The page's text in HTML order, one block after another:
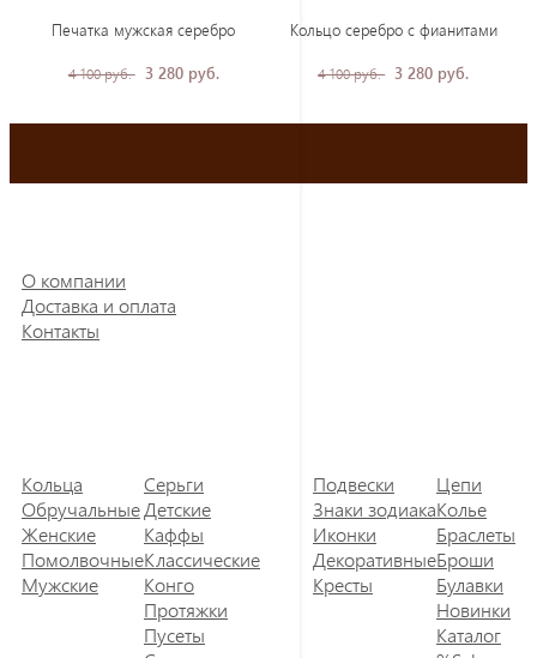
Печатка мужская серебро
4 100 руб. 3 280 руб.
Кольцо серебро с фианитами
4 100 руб. 3 280 руб.
О компании
Доставка и оплата
Контакты
Кольца
Обручальные
Женские
Помолвочные
Мужские
Серьги
Детские
Каффы
Классические
Конго
Протяжки
Пусеты
Подвески
Знаки зодиака
Иконки
Декоративные
Кресты
Цепи
Колье
Браслеты
Броши
Булавки
Новинки
Каталог